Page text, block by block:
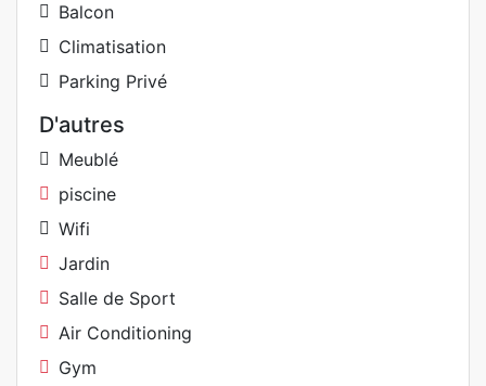
Balcon
Climatisation
Parking Privé
D'autres
Meublé
piscine
Wifi
Jardin
Salle de Sport
Air Conditioning
Gym